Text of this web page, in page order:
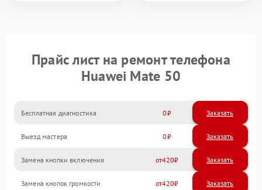
Прайс лист на ремонт телефона
Huawei Mate 50
Бесплатная диагностика 0 Заказать
Выезд мастера 0 Заказать
Замена кнопки включения 420
Замена кнопок громкости 420